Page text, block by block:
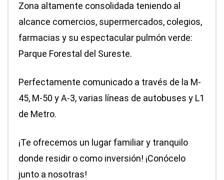
Zona altamente consolidada teniendo al
alcance comercios, supermercados, colegios,
farmacias y su espectacular pulmón verde:
Parque Forestal del Sureste.
Perfectamente comunicado a través de la M-
45, M-50 y A-3, varias líneas de autobuses y L1
de Metro.
¡Te ofrecemos un lugar familiar y tranquilo
donde residir o como inversión! ¡Conócelo
junto a nosotras!